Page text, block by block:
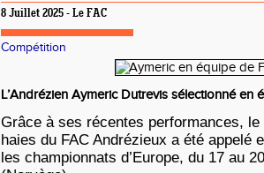
8 Juillet 2025 - Le FAC
Compétition
L’Andrézien Aymeric Dutrevis sélectionné en
Grâce à ses récentes performances,
haies du FAC Andrézieux a été appelé
les championnats d’Europe, du 17 au